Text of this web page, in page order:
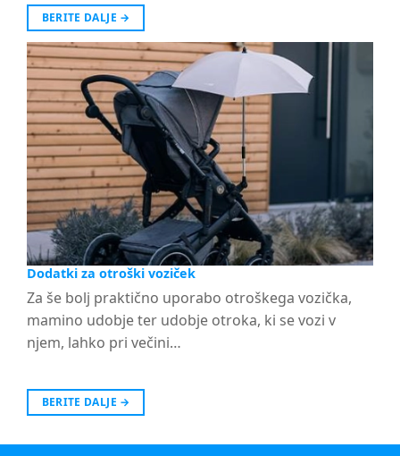
BERITE DALJE →
Dodatki za otroški voziček
Za še bolj praktično uporabo otroškega vozička,
mamino udobje ter udobje otroka, ki se vozi v
njem, lahko pri večini…
BERITE DALJE →